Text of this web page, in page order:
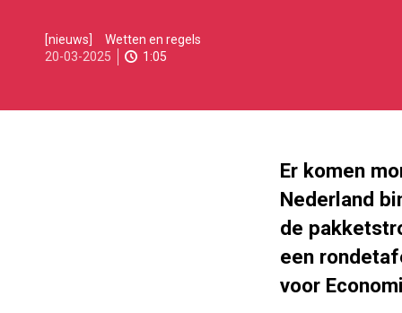
2025-
03-
03-
[nieuws]
Wetten en regels
20-03-2025
1:05
Er komen
Nederland
de
een
voor